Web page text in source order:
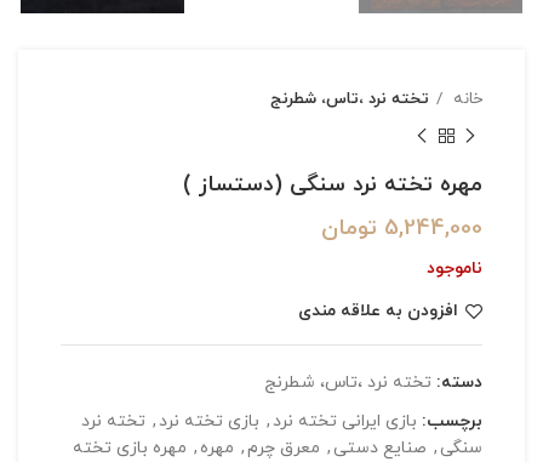
خانه تخته نرد ،تاس، شطرنج
مهره تخته نرد سنگی (دستساز )
5,244,000 تومان
ناموجود
افزودن به علاقه مندی
دسته: تخته نرد ،تاس، شطرنج
برچسب: بازی ایرانی تخته نرد , بازی تخته نرد , تخته نرد
سنگی , صنایع دستی , معرق چرم, مهره , مهره بازی تخته